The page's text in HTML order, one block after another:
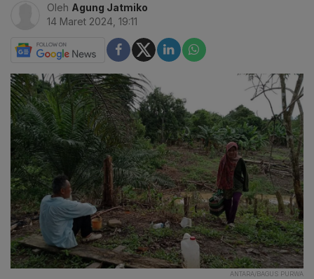
Oleh Agung Jatmiko
14 Maret 2024, 19:11
ANTARA/BAGUS PURWA